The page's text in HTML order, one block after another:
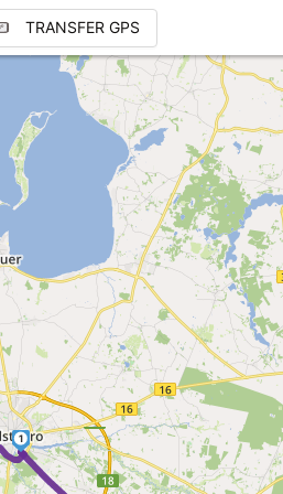
1
TRANSFER GPS